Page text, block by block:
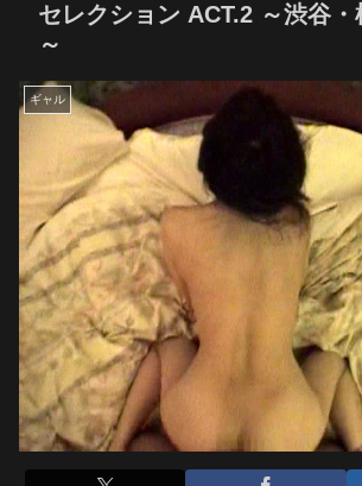
セレクション ACT.2 ～渋谷
～
ギャル